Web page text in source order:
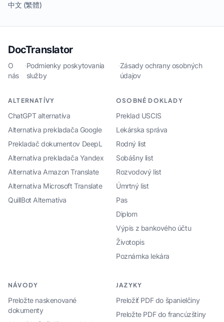
中文 (繁體)
DocTranslator
O
nás
·Podmienky poskytovania
služby
·Zásady ochrany osobných
údajov
ALTERNATÍVY
ChatGPT alternatíva
Alternatíva prekladača Google
Prekladač dokumentov DeepL
Alternatíva prekladača Yandex
Alternatíva Amazon Translate
Alternatíva Microsoft Translate
QuillBot Alternatíva
OSOBNÉ DOKLADY
Preklad USCIS
Lekárska správa
Rodný list
Sobášny list
Rozvodový list
Úmrtný list
Pas
Diplom
Výpis z bankového účtu
Životopis
Poznámka lekára
NÁVODY
Preložte naskenované
dokumenty
JAZYKY
Preložiť PDF do španielčiny
Preložte PDF do francúzštiny